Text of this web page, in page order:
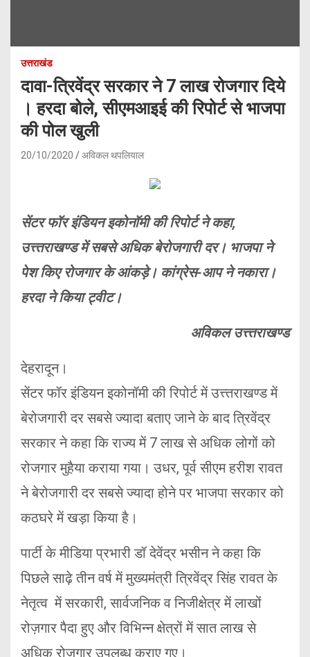
उत्तराखंड
दावा-त्रिवेंद्र सरकार ने 7 लाख रोजगार दिये
। हरदा बोले, सीएमआइई की रिपोर्ट से भाजपा
की पोल खुली
20/10/2020 अविकल थपलियाल
सेंटर फॉर इंडियन इकोनॉमी की रिपोर्ट ने कहा,
उत्त्तराखण्ड में सबसे अधिक बेरोजगारी दर। भाजपा ने
पेश किए रोजगार के आंकड़े। कांग्रेस-आप ने नकारा।
हरदा ने किया ट्वीट।
अविकल उत्त्तराखण्ड
देहरादून।
सेंटर फॉर इंडियन इकोनॉमी की रिपोर्ट में उत्त्तराखण्ड में
बेरोजगारी दर सबसे ज्यादा बताए जाने के बाद त्रिवेंद्र
सरकार ने कहा कि राज्य में 7 लाख से अधिक लोगों को
रोजगार मुहैया कराया गया। उधर, पूर्व सीएम हरीश रावत
ने बेरोजगारी दर सबसे ज्यादा होने पर भाजपा सरकार को
कठघरे में खड़ा किया है।
पार्टी के मीडिया प्रभारी डॉ देवेंद्र भसीन ने कहा कि
पिछले साढ़े तीन वर्ष में मुख्यमंत्री त्रिवेंद्र सिंह रावत के
नेतृत्व में सरकारी, सार्वजनिक व निजीक्षेत्र में लाखों
रोज़गार पैदा हुए और विभिन्न क्षेत्रों में सात लाख से
अधिक रोज़गार उपलब्ध कराए गए।